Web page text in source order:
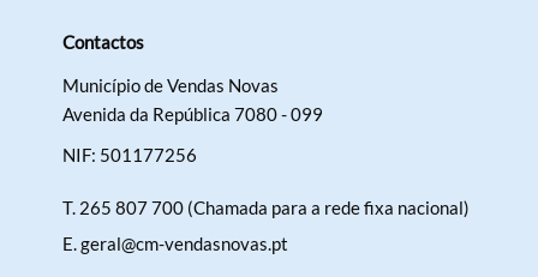
Contactos
Município de Vendas Novas
Avenida da República 7080 - 099
NIF: 501177256
T. 265 807 700 (Chamada para a rede fixa nacional)
E.geral@cm-vendasnovas.pt